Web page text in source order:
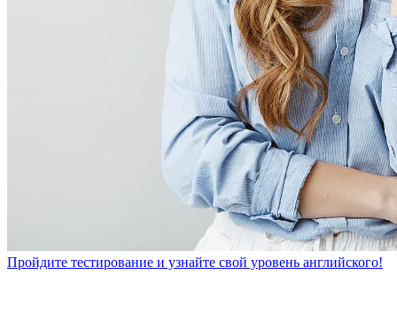
Пройдите тестирование и узнайте свой уровень английского!